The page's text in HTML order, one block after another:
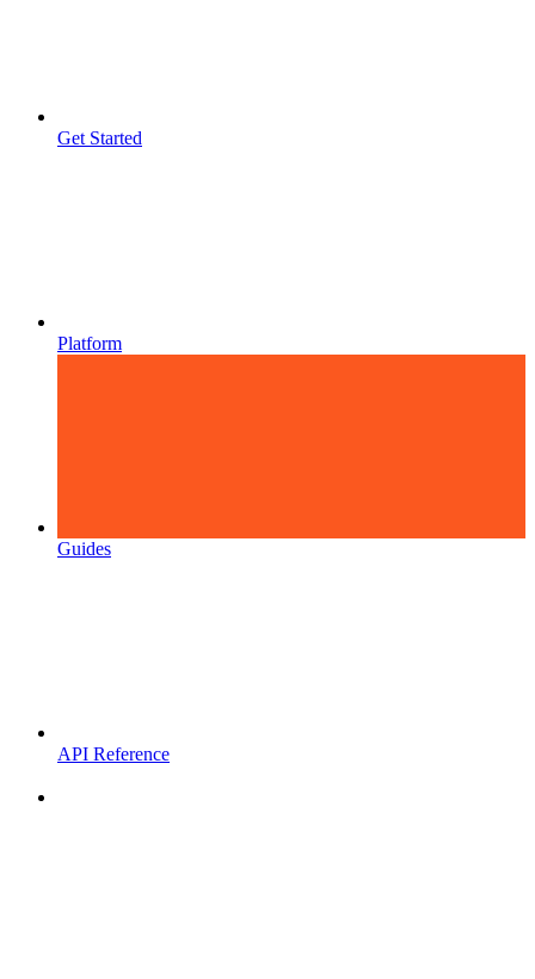
Get Started
Platform
Guides
API Reference